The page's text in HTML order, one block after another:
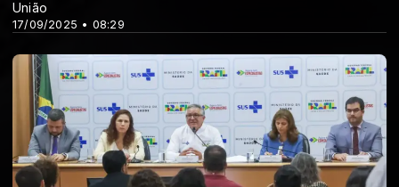
17/09/2025 • 08:29
União